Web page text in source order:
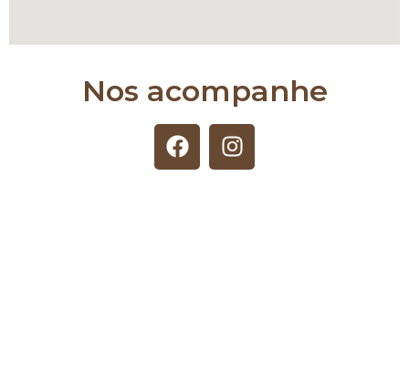
Nos acompanhe